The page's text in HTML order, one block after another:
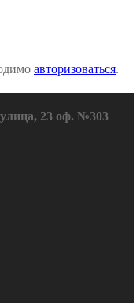
авторизоваться.
улица, 23 оф. №303